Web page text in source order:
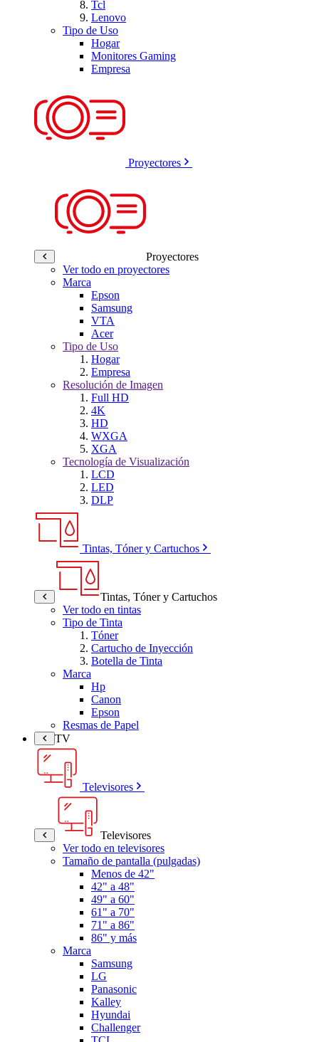
Tcl
Lenovo
Tipo de Uso
Hogar
Monitores Gaming
Empresa
Proyectores
Proyectores
Ver todo en proyectores
Marca
Epson
Samsung
VTA
Acer
Tipo de Uso
Hogar
Empresa
Resolución de Imagen
Full HD
4K
HD
WXGA
XGA
Tecnología de Visualización
LCD
LED
DLP
Tintas, Tóner y Cartuchos
Tintas, Tóner y Cartuchos
Ver todo en tintas
Tipo de Tinta
Tóner
Cartucho de Inyección
Botella de Tinta
Marca
Hp
Canon
Epson
Resmas de Papel
TV
Televisores
Televisores
Ver todo en televisores
Tamaño de pantalla (pulgadas)
Menos de 42"
42" a 48"
49" a 60"
61" a 70"
71" a 86"
86" y más
Marca
Samsung
LG
Panasonic
Kalley
Hyundai
Challenger